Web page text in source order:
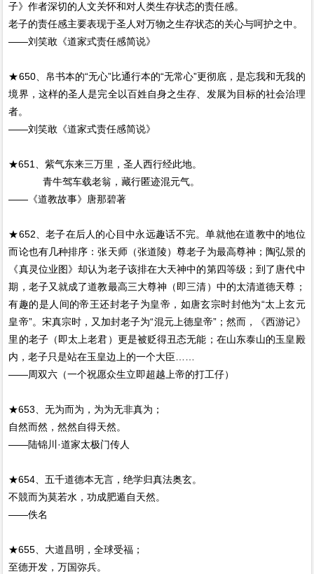
子》作者深切的人文关怀和对人类生存状态的责任感。
老子的责任感主要表现于圣人对万物之生存状态的关心与呵护之中。
——刘笑敢《道家式责任感简说》
★650、帛书本的“无心”比通行本的“无常心”更彻底，是忘我和无我的
境界，这样的圣人是完全以百姓自身之生存、发展为目标的社会治理
者。
——刘笑敢《道家式责任感简说》
★651、紫气东来三万里，圣人西行经此地。
青牛驾车载老翁，藏行匿迹混元气。
——《道教故事》唐那碧著
★652、老子在后人的心目中永远趣话不完。单就他在道教中的地位
而论也有几种排序：张天师（张道陵）尊老子为最高尊神；陶弘景的
《真灵位业图》却认为老子该排在大天神中的第四等级；到了唐代中
期，老子又就成了道教最高三大尊神（即三清）中的太清道德天尊；
有趣的是人间的帝王还封老子为皇帝，如唐玄宗时封他为“太上玄元
皇帝”。宋真宗时，又加封老子为“混元上德皇帝”；然而，《西游记》
里的老子（即太上老君）更是被贬得丑态无能；在山东泰山的玉皇殿
内，老子只是站在玉皇边上的一个大臣……
——周双六（一个祝愿众生立即超越上帝的打工仔）
★653、无为而为，为为无非真为；
自然而然，然然自得天然。
——陆锦川·道家太极门传人
★654、五千道德本无言，绝学归真法奥玄。
不競而为莫若水，功成肥遁自天然。
——佚名
★655、大道昌明，全球受福；
至德开发，万国弥兵。